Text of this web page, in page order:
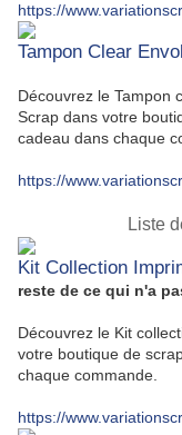
https://
Tampon Clear
Découvrez le Tampon
Scrap dans votre
cadeau dans chaque
https://
Liste
Kit Collection
reste de ce qui n'a
Découvrez le Kit
votre boutique de
chaque commande.
https://